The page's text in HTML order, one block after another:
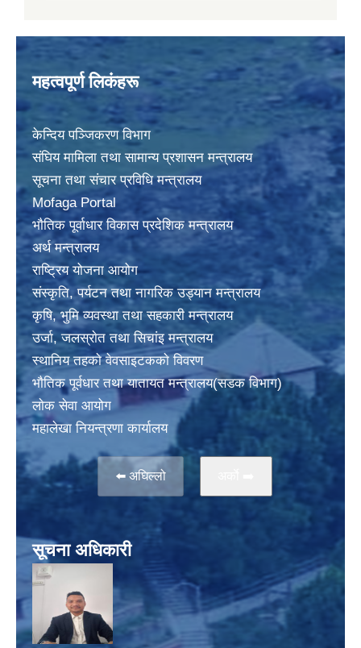
महत्वपूर्ण लिकंहरू
केन्दिय पञ्जिकरण विभाग
संघिय मामिला तथा सामान्य प्रशासन मन्त्रालय
सूचना तथा संचार प्रविधि मन्त्रालय
Mofaga Portal
भाैतिक पूर्वाधार विकास प्रदेशिक मन्त्रालय
अर्थ मन्त्रालय
राष्ट्रिय योजना आयोग
संस्कृति, पर्यटन तथा नागरिक उड्यान मन्त्रालय
कृषि, भुमि व्यवस्था तथा सहकारी मन्त्रालय
उर्जा, जलस्राेत तथा सिचांइ मन्त्रालय
स्थानिय तहकाे वेवसाइटककाे विवरण
भाैतिक पूर्वधार तथा यातायत मन्त्रालय(सडक विभाग)
लाेक सेवा आयोग
महालेखा नियन्त्रणा कार्यालय
⬅️ अघिल्लो
सूचना अधिकारी